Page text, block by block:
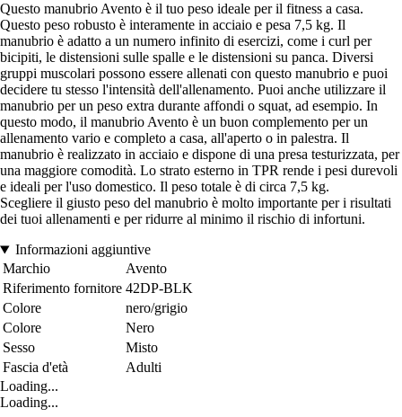
Questo manubrio Avento è il tuo peso ideale per il fitness a casa.
Questo peso robusto è interamente in acciaio e pesa 7,5 kg. Il
manubrio è adatto a un numero infinito di esercizi, come i curl per
bicipiti, le distensioni sulle spalle e le distensioni su panca. Diversi
gruppi muscolari possono essere allenati con questo manubrio e puoi
decidere tu stesso l'intensità dell'allenamento. Puoi anche utilizzare il
manubrio per un peso extra durante affondi o squat, ad esempio. In
questo modo, il manubrio Avento è un buon complemento per un
allenamento vario e completo a casa, all'aperto o in palestra. Il
manubrio è realizzato in acciaio e dispone di una presa testurizzata, per
una maggiore comodità. Lo strato esterno in TPR rende i pesi durevoli
e ideali per l'uso domestico. Il peso totale è di circa 7,5 kg.
Scegliere il giusto peso del manubrio è molto importante per i risultati
dei tuoi allenamenti e per ridurre al minimo il rischio di infortuni.
Informazioni aggiuntive
Marchio
Avento
Riferimento fornitore 42DP-BLK
Colore
nero/grigio
Colore
Nero
Sesso
Misto
Fascia d'età
Adulti
Loading...
Loading...